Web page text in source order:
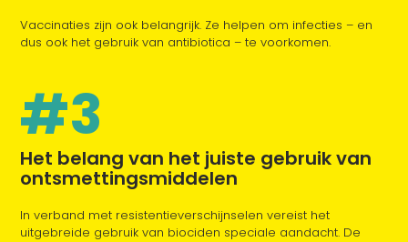
Vaccinaties zijn ook belangrijk. Ze helpen om infecties – en
dus ook het gebruik van antibiotica – te voorkomen.
#3
Het belang van het juiste gebruik van
ontsmettingsmiddelen
In verband met resistentieverschijnselen vereist het
uitgebreide gebruik van biociden speciale aandacht. De